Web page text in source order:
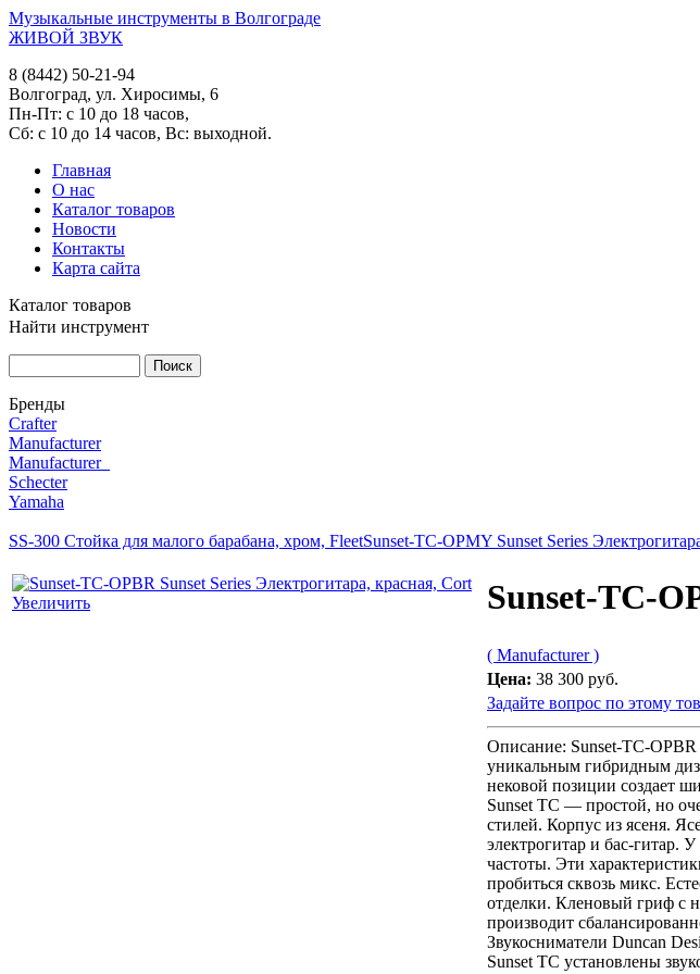
Музыкальные инструменты в Волгограде
ЖИВОЙ ЗВУК
8 (8442) 50-21-94
Волгоград, ул. Хиросимы, 6
Пн-Пт: с 10 до 18 часов,
Сб: с 10 до 14 часов, Вс: выходной.
Главная
О нас
Каталог товаров
Новости
Контакты
Карта сайта
Каталог товаров
Найти инструмент
Бренды
Crafter
Manufacturer
Manufacturer_
Schecter
Yamaha
SS-300 Стойка для малого барабана, хром, FleetSunset-TC-OPMY Sunset Series
Увеличить Sunset-TC-
( Manufacturer )
Цена: 38 300 руб.
Задайте вопрос по этому
Описание: Sunset-TC-OPBR
уникальным гибридным
нековой позиции создает
Sunset TC — простой, но
стилей. Корпус из ясеня.
электрогитар и бас-гитар.
частоты. Эти
пробиться сквозь микс.
отделки. Кленовый гриф с
производит
Звукосниматели Duncan
Sunset TC установлены